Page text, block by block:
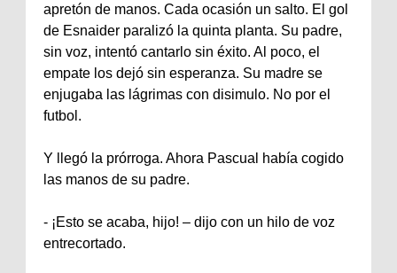
apretón de manos. Cada ocasión un salto. El gol
de Esnaider paralizó la quinta planta. Su padre,
sin voz, intentó cantarlo sin éxito. Al poco, el
empate los dejó sin esperanza. Su madre se
enjugaba las lágrimas con disimulo. No por el
futbol.
Y llegó la prórroga. Ahora Pascual había cogido
las manos de su padre.
‐ ¡Esto se acaba, hijo! – dijo con un hilo de voz
entrecortado.